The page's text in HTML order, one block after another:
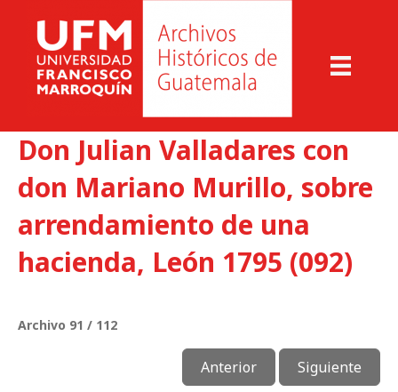
Don Julian Valladares con
don Mariano Murillo, sobre
arrendamiento de una
hacienda, León 1795 (092)
Archivo 91 / 112
Anterior Siguiente